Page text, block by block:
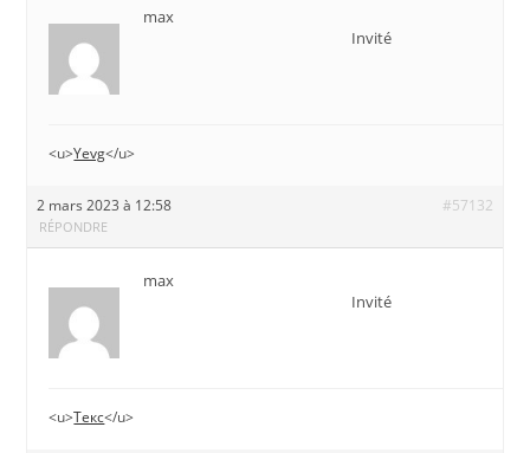
max
Invité
<u>Yevg</u>
2 mars 2023 à 12:58 #57132
RÉPONDRE
max
Invité
<u>Текс</u>